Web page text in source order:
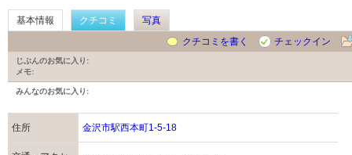
基本情報 クチコミ
写真
クチコミを書く
チェックイン
じぶんのお気に入り:
メモ:
みんなのお気に入り:
住所 金沢市駅西本町1-5-18